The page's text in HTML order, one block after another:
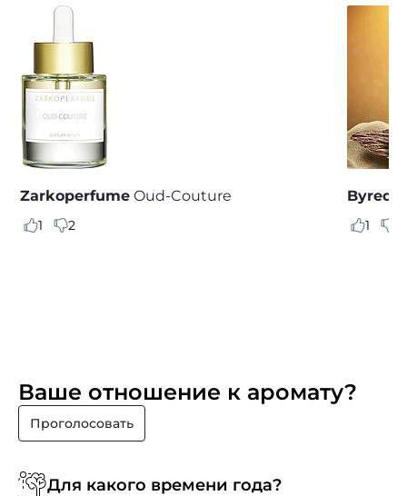
Zarkoperfume Oud-Couture
1 2
Byredo
1
Ваше отношение к аромату?
Проголосовать
Для какого времени года?